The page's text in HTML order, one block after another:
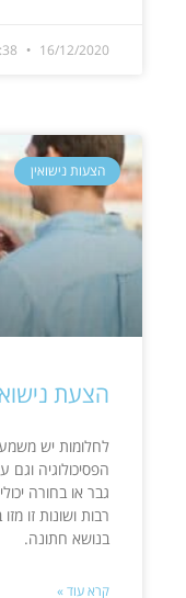
16/12/2020
הצעות נישואין
הצעת
לחלומות יש
הפסיכולוגיה
גבר או בחורה
רבות ושונות זו
בנושא חתונה.
קרא עוד »